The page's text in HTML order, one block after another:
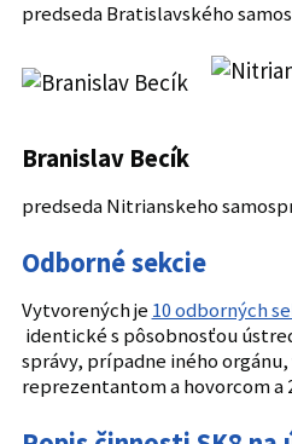
predseda Bratislavského
Branislav Becík
predseda Nitrianskeho
Odborné sekcie
Vytvorených je 10 odborných
identické s pôsobnosťou
správy, prípadne iného
reprezentantom a hovorcom a